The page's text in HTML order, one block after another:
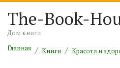
The-Book-
Дом книги
Главная
Книги Красота и